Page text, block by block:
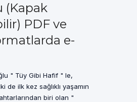
(Kapak
PDF ve
e-
" Tüy Gibi Hafif " le,
de ilk kez sağlıklı yaşamın
biri olan "